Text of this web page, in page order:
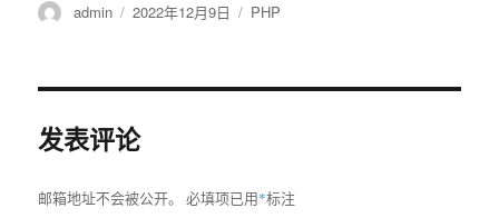
作
admin
发
2022年12月9日
分
PHP
发表评论
邮箱地址不会被公开。 必填项已用*标注